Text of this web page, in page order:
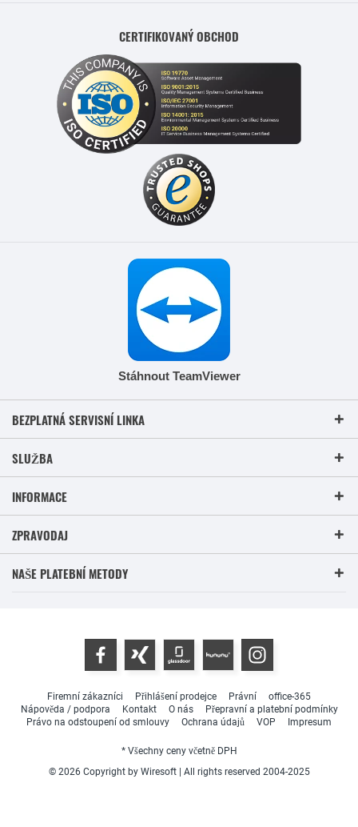
CERTIFIKOVANÝ OBCHOD
Stáhnout TeamViewer
BEZPLATNÁ SERVISNÍ LINKA
SLUŽBA
INFORMACE
ZPRAVODAJ
NAŠE PLATEBNÍ METODY
Firemní zákazníci Přihlášení prodejce Právní
office-365
Nápověda / podpora
Kontakt O nás
Přepravní a platební podmínky
Právo na odstoupení od smlouvy
Ochrana údajů VOP Impresum
* Všechny ceny včetně DPH
© 2026 Copyright by Wiresoft | All rights reserved 2004-2025